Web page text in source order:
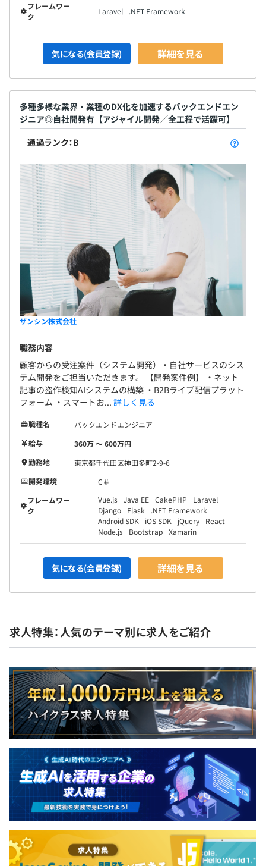
フレームワー
ク
Laravel .NET Framework
気になる(会員登録) 詳細を見る
多種多様な業界・業種のDX化を加速するバックエンドエン
ジニア◎自社開発有【アジャイル開発／全工程で活躍可】
通過ランク：B
ザンシン株式会社
職務内容
顧客からの受注案件（システム開発）・自社サービスのシス
テム開発をご担当いただきます。 【開発案件例】 ・ネット
記事の盗作検知AIシステムの構築 ・B2Bライブ配信プラット
フォーム ・スマートお... 詳しく見る
職種名
バックエンドエンジニア
給与
360万 〜 600万円
勤務地
東京都千代田区神田多町2-9-6
開発環境
C＃
フレームワー
ク
Vue.js Java EE CakePHP
Laravel
Django
Flask
.NET Framework
Android SDK
iOS SDK jQuery
React
Node.js
Bootstrap Xamarin
気になる(会員登録) 詳細を見る
求人特集：人気のテーマ別に求人をご紹介